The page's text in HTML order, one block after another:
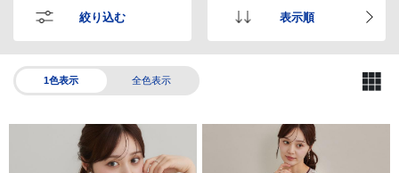
絞り込む 表示順
1色表示 全色表示